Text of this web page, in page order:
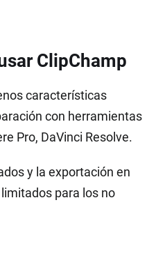
ClipChamp
características
con herramientas
Pro, DaVinci Resolve.
y la exportación en
para los no